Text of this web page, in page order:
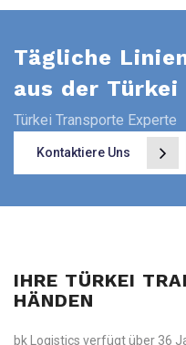
Tägliche
aus der Türkei
Türkei Transporte Experte
Kontaktiere Uns
IHRE TÜRKEI
HÄNDEN
bk Logistics verfügt über 36